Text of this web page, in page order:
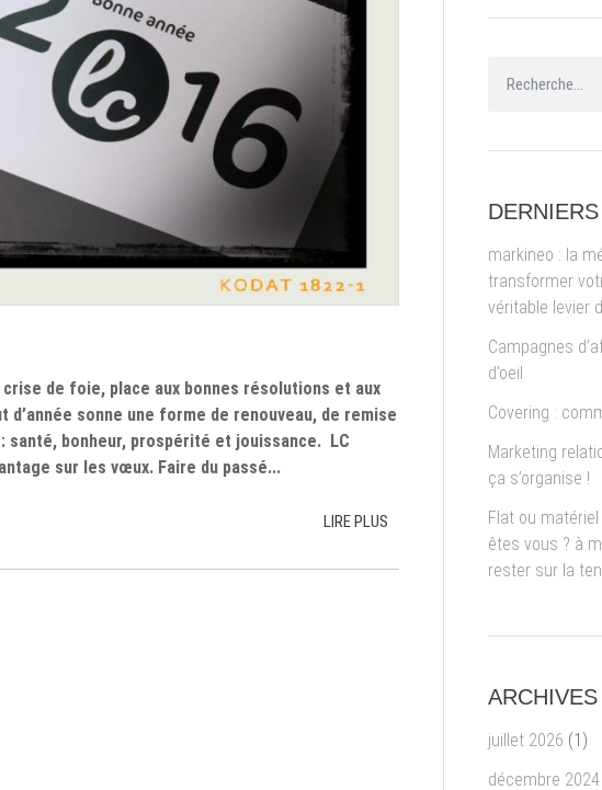
de foie, place aux bonnes résolutions et aux
sonne une forme de renouveau, de remise
santé, bonheur, prospérité et jouissance. LC
sur les vœux. Faire du passé...
LIRE PLUS
markineo : la
transformer
véritable levier
Campagnes
d’oeil
Covering :
Marketing
ça s’organise !
Flat ou
êtes vous ? à
rester sur la
ARCHIVES
juillet 2026 (1)
décembre 2024